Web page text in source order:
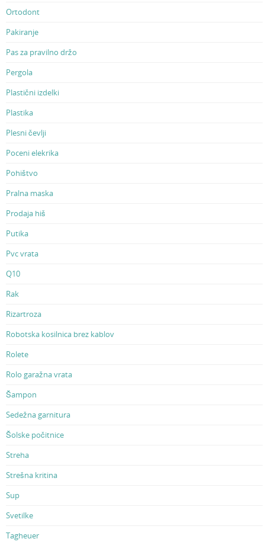
Ortodont
Pakiranje
Pas za pravilno držo
Pergola
Plastični izdelki
Plastika
Plesni čevlji
Poceni elekrika
Pohištvo
Pralna maska
Prodaja hiš
Putika
Pvc vrata
Q10
Rak
Rizartroza
Robotska kosilnica brez kablov
Rolete
Rolo garažna vrata
Šampon
Sedežna garnitura
Šolske počitnice
Streha
Strešna kritina
Sup
Svetilke
Tagheuer